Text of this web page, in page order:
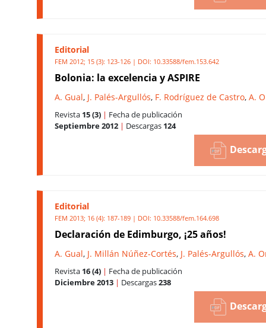
Editorial
FEM 2012; 15 (3): 123-126 | DOI: 10.33588/fem.153.642
Bolonia: la excelencia y ASPIRE
A. Gual, J. Palés-Argullós, F. Rodríguez de Castro, A.
Revista 15 (3) | Fecha de publicación
Septiembre 2012 | Descargas 124
Editorial
FEM 2013; 16 (4): 187-189 | DOI: 10.33588/fem.164.698
Declaración de Edimburgo, ¡25 años!
A. Gual, J. Millán Núñez-Cortés, J. Palés-Argullós, A.
Revista 16 (4) | Fecha de publicación
Diciembre 2013 | Descargas238